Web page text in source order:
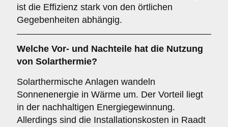
ist die Effizienz stark von den örtlichen
Gegebenheiten abhängig.
Welche Vor- und Nachteile hat die Nutzung
von Solarthermie?
Solarthermische Anlagen wandeln
Sonnenenergie in Wärme um. Der Vorteil liegt
in der nachhaltigen Energiegewinnung.
Allerdings sind die Installationskosten in Raadt